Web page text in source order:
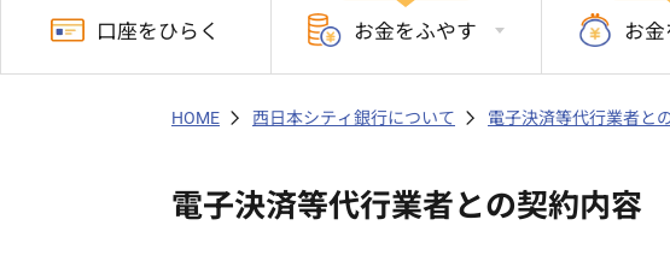
口座を ひらく お金をふやす お金
HOME 西日本シティ銀行について 電子決済等代行業者と
電子決済等代行業者との契約内容